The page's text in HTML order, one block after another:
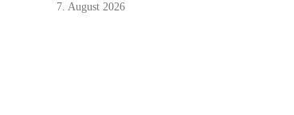
7. August 2026